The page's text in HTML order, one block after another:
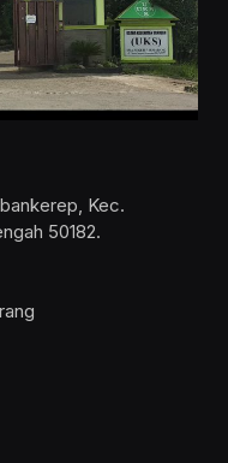
Kec.
50182.